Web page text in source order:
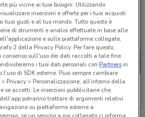
1.9 km
TIM
Scade il 31/12 1.9 km
più vicine ai tuoi bisogni: Utilizzando
inserzioni e offerte per i tuoi acquisti
tuoi gusti e al tuo mondo. Tutto questo è
di strumenti e analisi effettuate in base alle
e sulle piattaforme collegate,
2 della Privacy Policy. Per fare questo,
consenso sull'uso dei dati raccolti a tale fine.
i tuoi dati personali conPartnersin
di SDK esterne. Puoi sempre cambiare
Privacy > Personalizzazione, all’interno della
se accetti: Le inserzioni pubblicitarie che
potranno trattare di argomenti relativi
su piattaforme esterne a